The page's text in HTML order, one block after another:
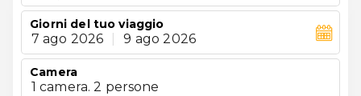
Giorni del tuo viaggio
7 ago 2026 9 ago 2026
Camera
1 camera. 2 persone